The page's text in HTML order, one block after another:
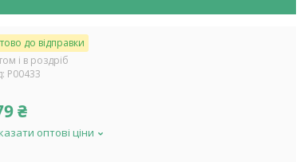
до відправки
і в роздріб
P00433
₴
оптові ціни